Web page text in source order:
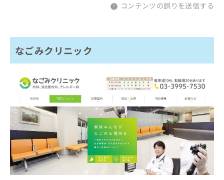
コンテンツの誤りを送信する
なごみクリニック